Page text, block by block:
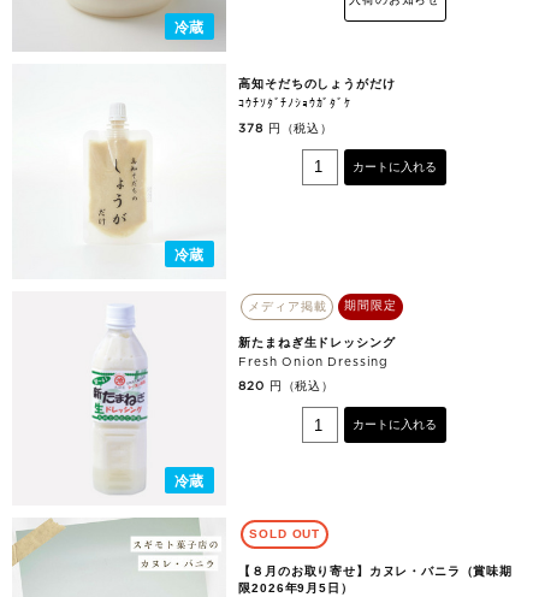
冷蔵
冷蔵
高知そだちのしょうがだけ
ｺｳﾁｿﾀﾞﾁﾉｼｮｳｶﾞﾀﾞｹ
378 円（税込）
カートに入れる
冷蔵
メディア掲載 期間限定
新たまねぎ生ドレッシング
Fresh Onion Dressing
820 円（税込）
カートに入れる
SOLD OUT
【８月のお取り寄せ】カヌレ・バニラ（賞味期
限2026年9月5日）